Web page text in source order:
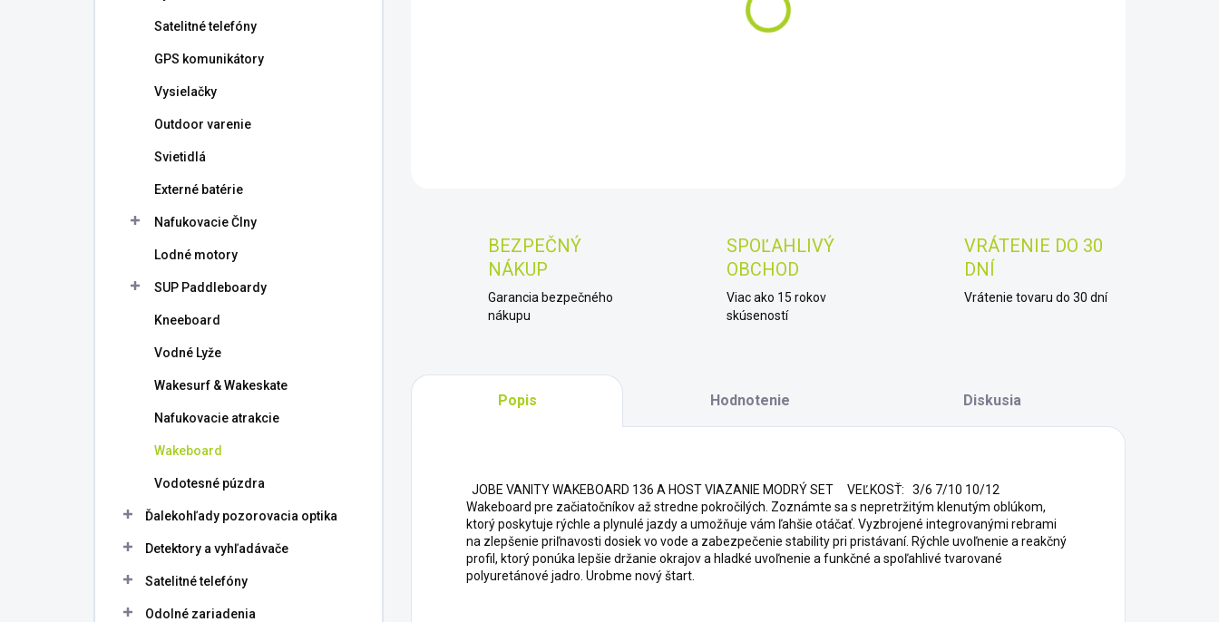
Satelitné telefóny
GPS komunikátory
Vysielačky
Outdoor varenie
Svietidlá
Externé batérie
Nafukovacie Člny
Lodné motory
SUP Paddleboardy
Kneeboard
Vodné Lyže
Wakesurf & Wakeskate
Nafukovacie atrakcie
Wakeboard
Vodotesné púzdra
Ďalekohľady pozorovacia optika
Detektory a vyhľadávače
Satelitné telefóny
Odolné zariadenia
11.8.2026
BEZPEČNÝ
NÁKUP
Garancia bezpečného
nákupu
SPOĽAHLIVÝ
OBCHOD
Viac ako 15 rokov
skúseností
VRÁTENIE DO 30
DNÍ
Vrátenie tovaru do 30 dní
Popis Hodnotenie Diskusia
JOBE VANITY WAKEBOARD 136 A HOST VIAZANIE MODRÝ SET VEĽKOSŤ: 3/6 7/10 10/12
Wakeboard pre začiatočníkov až stredne pokročilých. Zoznámte sa s nepretržitým klenutým oblúkom,
ktorý poskytuje rýchle a plynulé jazdy a umožňuje vám ľahšie otáčať. Vyzbrojené integrovanými rebrami
na zlepšenie priľnavosti dosiek vo vode a zabezpečenie stability pri pristávaní. Rýchle uvoľnenie a reakčný
profil, ktorý ponúka lepšie držanie okrajov a hladké uvoľnenie a funkčné a spoľahlivé tvarované
polyuretánové jadro. Urobme nový štart.